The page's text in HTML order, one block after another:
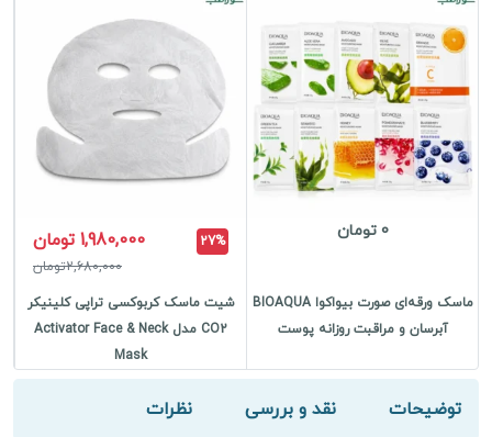
0 تومان
ماسک ورقه‌ای صورت بیواکوا BIOAQUA
آبرسان و مراقبت روزانه پوست
27% 1,980,000 تومان
2,680,000تومان
شیت ماسک کربوکسی تراپی کلینیکر
CO2 مدل Activator Face & Neck
Mask
توضیحات نقد و بررسی نظرات